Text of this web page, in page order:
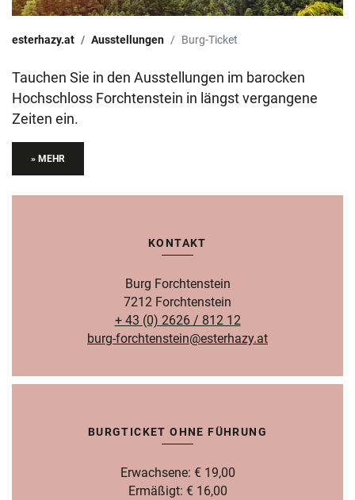
esterhazy.at Ausstellungen Burg-Ticket
Tauchen Sie in den Ausstellungen im barocken
Hochschloss Forchtenstein in längst vergangene
Zeiten ein.
» MEHR
KONTAKT
Burg Forchtenstein
7212 Forchtenstein
+ 43 (0) 2626 / 812 12
burg-forchtenstein@esterhazy.at
BURGTICKET OHNE FÜHRUNG
Erwachsene: € 19,00
Ermäßigt: € 16,00